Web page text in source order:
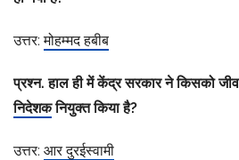
उत्तर:मोहम्मद हबीब
प्रश्न. हाल ही में केंद्र सरकार ने किसको
निदेशकनियुक्त किया है?
उत्तर: आर दुरईस्वामी